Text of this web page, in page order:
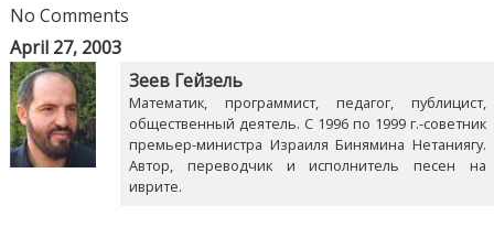
No Comments
April 27, 2003
Зеев Гейзель
Математик, программист, педагог, публицист,
общественный деятель. С 1996 по 1999 г.-советник
премьер-министра Израиля Бинямина Нетаниягу.
Автор, переводчик и исполнитель песен на
иврите.